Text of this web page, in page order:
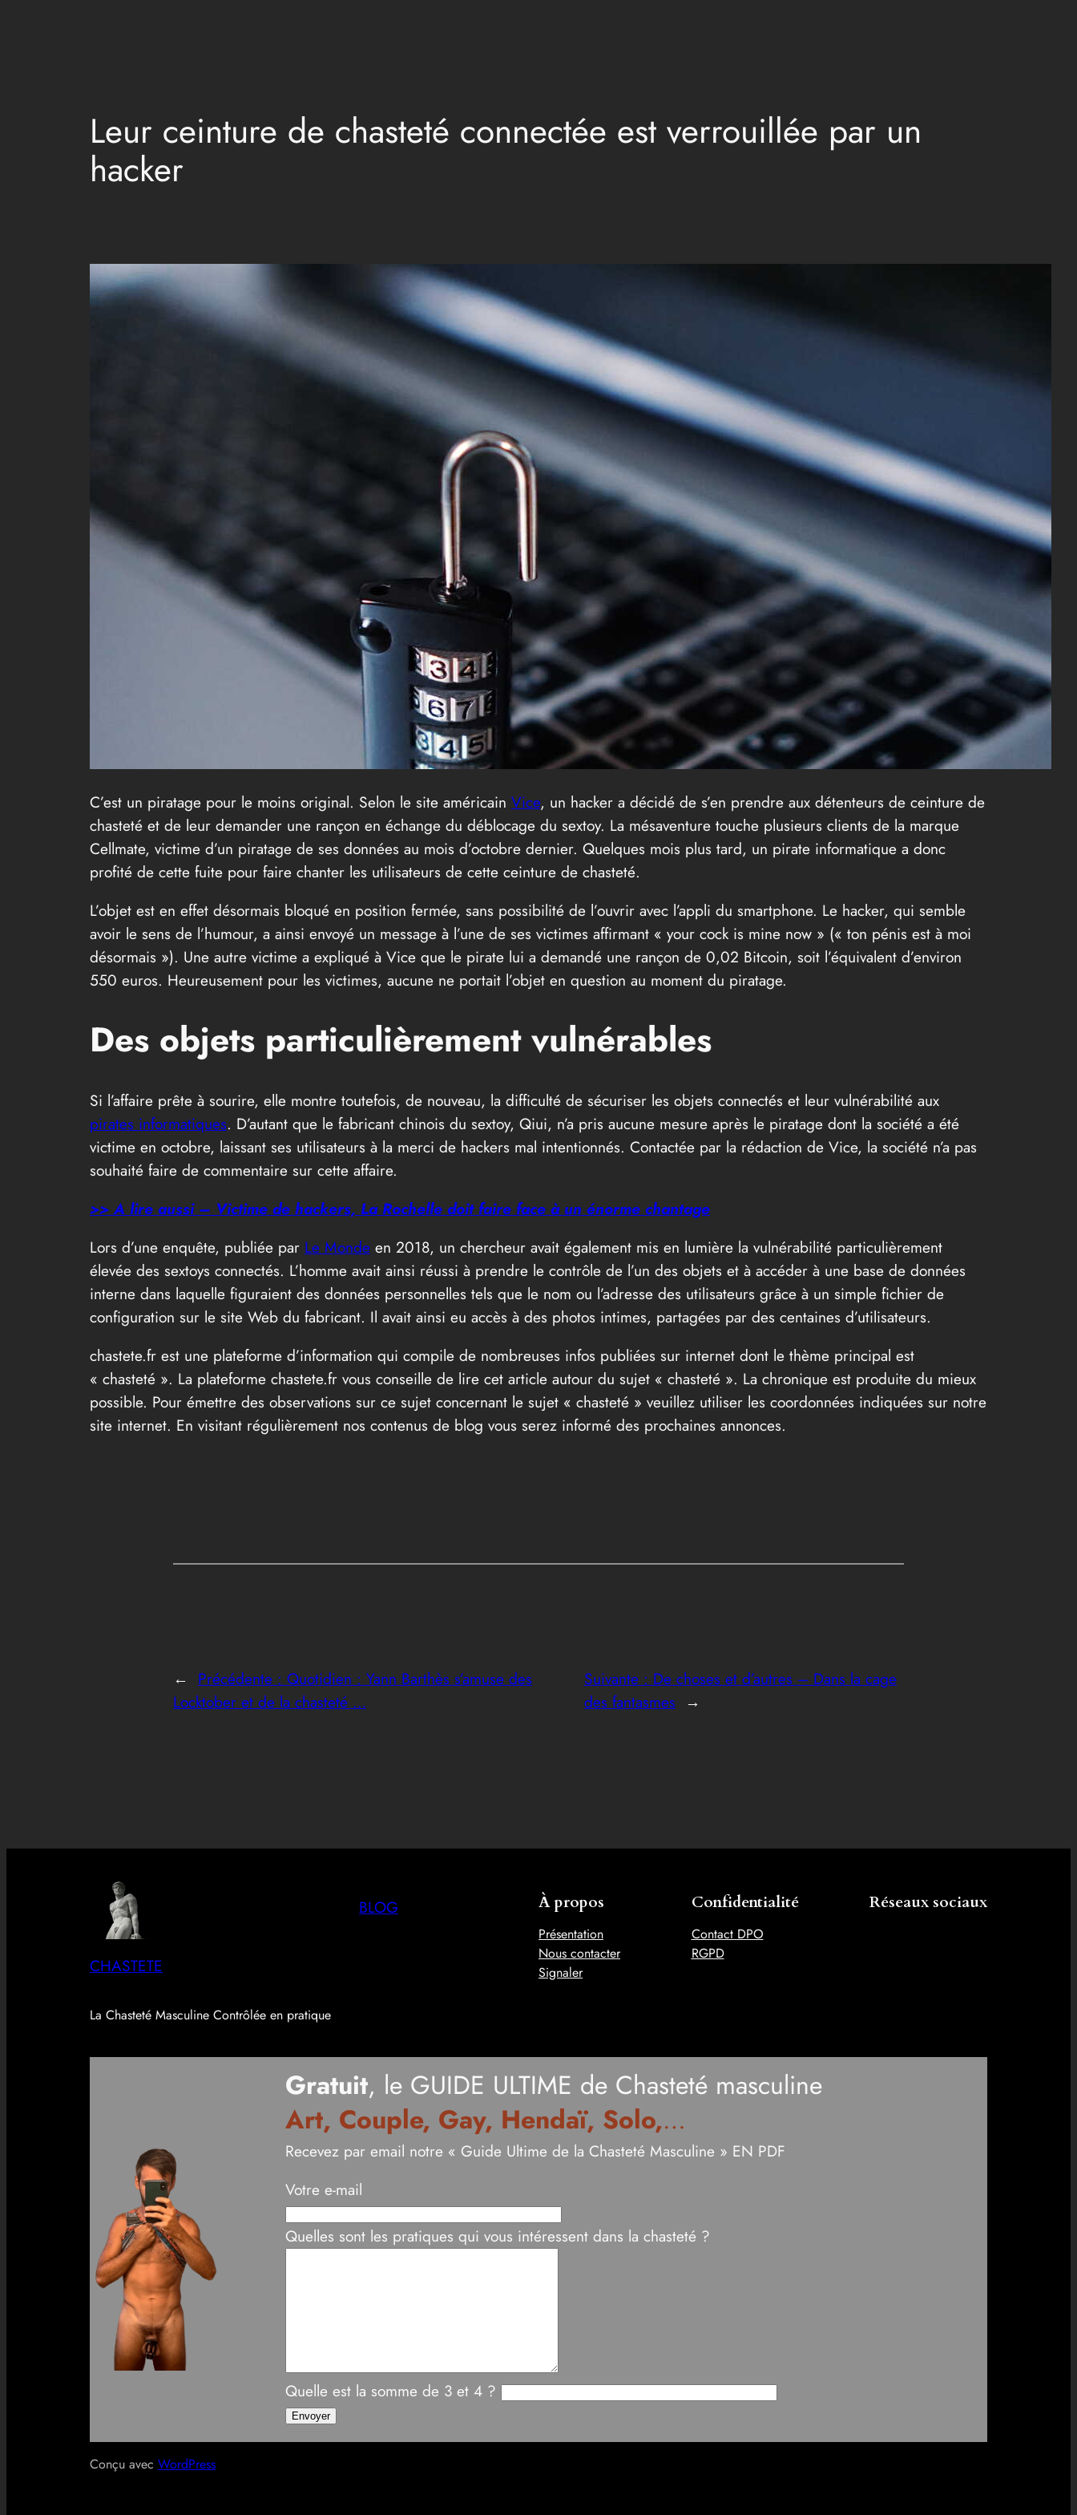
Leur ceinture de chasteté connectée est verrouillée par un
hacker
C’est un piratage pour le moins original. Selon le site américain Vice, un hacker a décidé de s’en prendre aux détenteurs de ceinture de
chasteté et de leur demander une rançon en échange du déblocage du sextoy. La mésaventure touche plusieurs clients de la marque
Cellmate, victime d’un piratage de ses données au mois d’octobre dernier. Quelques mois plus tard, un pirate informatique a donc
profité de cette fuite pour faire chanter les utilisateurs de cette ceinture de chasteté.
L’objet est en effet désormais bloqué en position fermée, sans possibilité de l’ouvrir avec l’appli du smartphone. Le hacker, qui semble
avoir le sens de l’humour, a ainsi envoyé un message à l’une de ses victimes affirmant « your cock is mine now » (« ton pénis est à moi
désormais »). Une autre victime a expliqué à Vice que le pirate lui a demandé une rançon de 0,02 Bitcoin, soit l’équivalent d’environ
550 euros. Heureusement pour les victimes, aucune ne portait l’objet en question au moment du piratage.
Des objets particulièrement vulnérables
Si l’affaire prête à sourire, elle montre toutefois, de nouveau, la difficulté de sécuriser les objets connectés et leur vulnérabilité aux
pirates informatiques. D’autant que le fabricant chinois du sextoy, Qiui, n’a pris aucune mesure après le piratage dont la société a été
victime en octobre, laissant ses utilisateurs à la merci de hackers mal intentionnés. Contactée par la rédaction de Vice, la société n’a pas
souhaité faire de commentaire sur cette affaire.
>> A lire aussi – Victime de hackers, La Rochelle doit faire face à un énorme chantage
Lors d’une enquête, publiée par Le Monde en 2018, un chercheur avait également mis en lumière la vulnérabilité particulièrement
élevée des sextoys connectés. L’homme avait ainsi réussi à prendre le contrôle de l’un des objets et à accéder à une base de données
interne dans laquelle figuraient des données personnelles tels que le nom ou l’adresse des utilisateurs grâce à un simple fichier de
configuration sur le site Web du fabricant. Il avait ainsi eu accès à des photos intimes, partagées par des centaines d’utilisateurs.
chastete.fr est une plateforme d’information qui compile de nombreuses infos publiées sur internet dont le thème principal est
« chasteté ». La plateforme chastete.fr vous conseille de lire cet article autour du sujet « chasteté ». La chronique est produite du mieux
possible. Pour émettre des observations sur ce sujet concernant le sujet « chasteté » veuillez utiliser les coordonnées indiquées sur notre
site internet. En visitant régulièrement nos contenus de blog vous serez informé des prochaines annonces.
← Précédente : Quotidien : Yann Barthès s’amuse des
Locktober et de la chasteté …
Suivante : De choses et d’autres – Dans la cage
des fantasmes →
CHASTETE
La Chasteté Masculine Contrôlée en pratique
BLOG À propos
Présentation
Nous contacter
Signaler
Confidentialité
Contact DPO
RGPD
Réseaux sociaux
Gratuit, le GUIDE ULTIME de Chasteté masculine
Art, Couple, Gay, Hendaï, Solo,…
Recevez par email notre « Guide Ultime de la Chasteté Masculine » EN PDF
Votre e-mail
Quelles sont les pratiques qui vous intéressent dans la chasteté ?
Quelle est la somme de 3 et 4 ?
Conçu avec WordPress